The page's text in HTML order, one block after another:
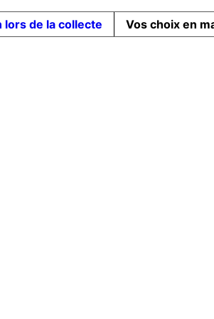
lors de la collecte Vos choix en